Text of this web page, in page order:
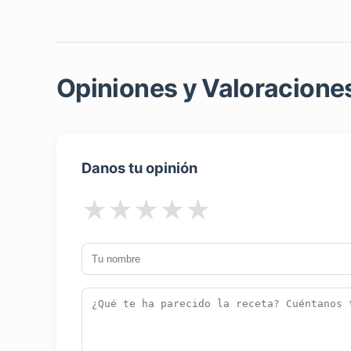
Opiniones y
Danos tu opinión
★
★
★
★
★